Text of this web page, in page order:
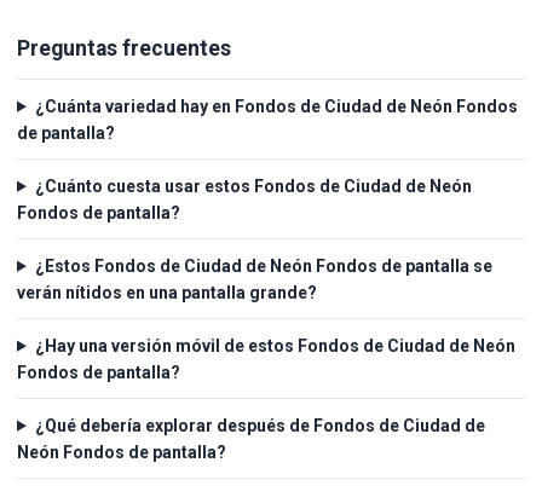
Preguntas frecuentes
¿Cuánta variedad hay en Fondos de Ciudad de Neón Fondos
de pantalla?
¿Cuánto cuesta usar estos Fondos de Ciudad de Neón
Fondos de pantalla?
¿Estos Fondos de Ciudad de Neón Fondos de pantalla se
verán nítidos en una pantalla grande?
¿Hay una versión móvil de estos Fondos de Ciudad de Neón
Fondos de pantalla?
¿Qué debería explorar después de Fondos de Ciudad de
Neón Fondos de pantalla?